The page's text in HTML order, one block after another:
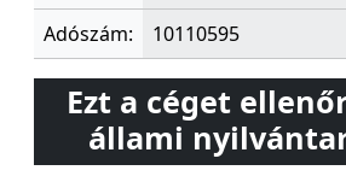
Adószám:
10110595
Ezt a céget
állami